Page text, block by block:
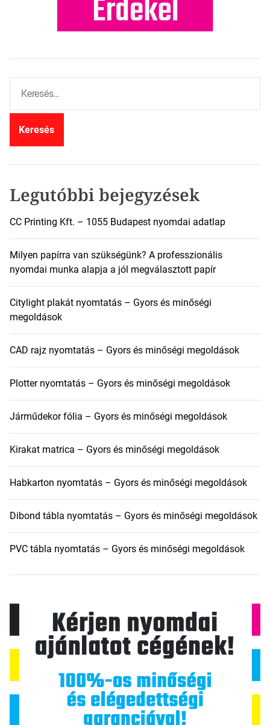
r
Legutóbbi bejegyzések
CC Printing Kft. – 1055 Budapest nyomdai adatlap
Milyen papírra van szükségünk? A professzionális
nyomdai munka alapja a jól megválasztott papír
Citylight plakát nyomtatás – Gyors és minőségi
megoldások
CAD rajz nyomtatás – Gyors és minőségi megoldások
Plotter nyomtatás – Gyors és minőségi megoldások
Járműdekor fólia – Gyors és minőségi megoldások
Kirakat matrica – Gyors és minőségi megoldások
Habkarton nyomtatás – Gyors és minőségi megoldások
Dibond tábla nyomtatás – Gyors és minőségi megoldások
PVC tábla nyomtatás – Gyors és minőségi megoldások